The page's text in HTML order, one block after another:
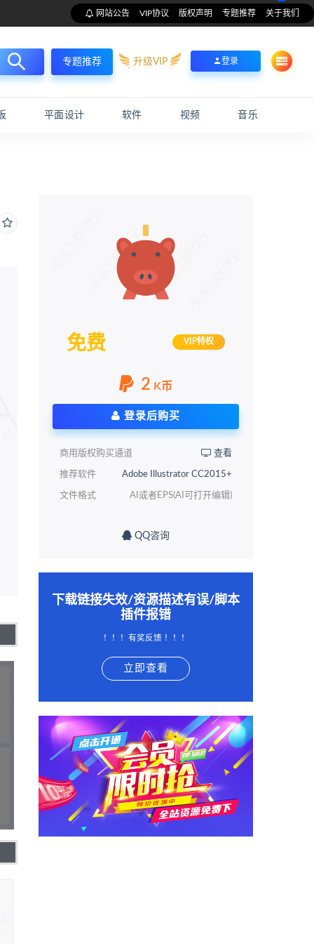
网站公告 VIP协议 版权声明 专题推荐 关于我们
专题推荐 升级VIP 登录
平面设计 软件 视频 音乐
免费 VIP特权
2 K币
登录后购买
商用版权购买通道 查看
推荐软件 Adobe Illustrator CC2015+
文件格式 AI或者EPS(AI可打开编辑)
QQ咨询
下载链接失效/资源描述有误/脚本
插件报错
！！！有奖反馈 ！！！
立即查看